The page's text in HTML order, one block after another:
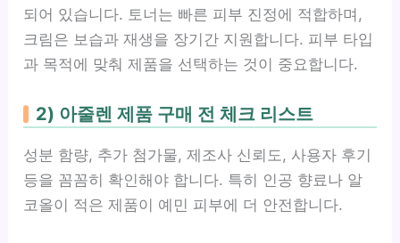
되어 있습니다. 토너는 빠른 피부 진정에 적합하며,
크림은 보습과 재생을 장기간 지원합니다. 피부 타입
과 목적에 맞춰 제품을 선택하는 것이 중요합니다.
2) 아줄렌 제품 구매 전 체크 리스트
성분 함량, 추가 첨가물, 제조사 신뢰도, 사용자 후기
등을 꼼꼼히 확인해야 합니다. 특히 인공 향료나 알
코올이 적은 제품이 예민 피부에 더 안전합니다.